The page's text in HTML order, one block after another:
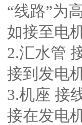
“线路”为
如接至电
2.汇水管
接到发电
3.机座 接
接在发电